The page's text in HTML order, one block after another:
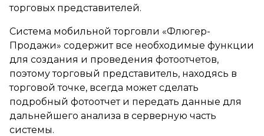
торговых представителей.
Система мобильной торговли «Флюгер-
Продажи» содержит все необходимые функции
для создания и проведения фотоотчетов,
поэтому торговый представитель, находясь в
торговой точке, всегда может сделать
подробный фотоотчет и передать данные для
дальнейшего анализа в серверную часть
системы.